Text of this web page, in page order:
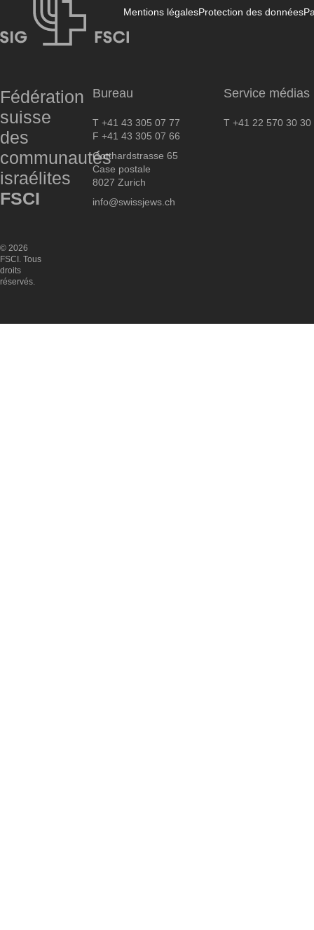
Mentions légalesProtection des données
Fédération
suisse
des
communautés
israélites
FSCI
Bureau
T +41 43 305 07 77
F +41 43 305 07 66
Gotthardstrasse 65
Case postale
8027 Zurich
info@swissjews.ch
Service médias
T +41 22 570 30 30
© 2026
FSCI. Tous
droits
réservés.